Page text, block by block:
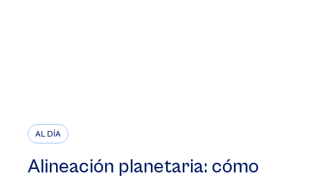
AL DÍA
Alineación planetaria: cómo